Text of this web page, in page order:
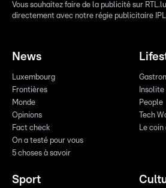
Vous souhaitez faire de la publicité sur
directement avec notre régie publicitaire
News
Luxembourg
Frontières
Monde
Opinions
Fact check
On a testé pour vous
5 choses à savoir
Insolite
People
Tech
Le
Sport